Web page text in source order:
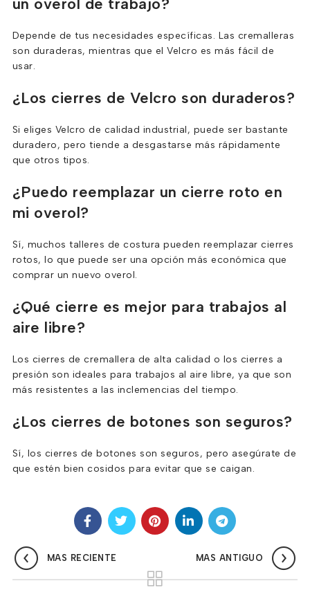
un overol de trabajo?
Depende de tus necesidades específicas. Las cremalleras
son duraderas, mientras que el Velcro es más fácil de
usar.
¿Los cierres de Velcro son duraderos?
Si eliges Velcro de calidad industrial, puede ser bastante
duradero, pero tiende a desgastarse más rápidamente
que otros tipos.
¿Puedo reemplazar un cierre roto en
mi overol?
Sí, muchos talleres de costura pueden reemplazar cierres
rotos, lo que puede ser una opción más económica que
comprar un nuevo overol.
¿Qué cierre es mejor para trabajos al
aire libre?
Los cierres de cremallera de alta calidad o los cierres a
presión son ideales para trabajos al aire libre, ya que son
más resistentes a las inclemencias del tiempo.
¿Los cierres de botones son seguros?
Sí, los cierres de botones son seguros, pero asegúrate de
que estén bien cosidos para evitar que se caigan.
MAS RECIENTE MAS ANTIGUO